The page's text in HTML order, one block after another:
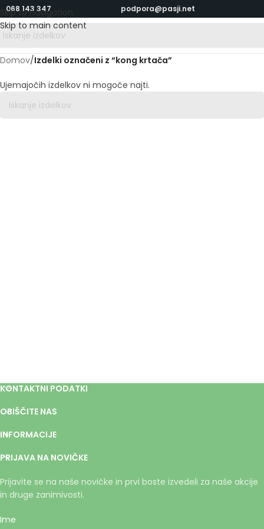
Skip to navigation
Skip to main content
068 143 347 podpora@pasji.net
Domov/Izdelki označeni z “kong krtača”
Ujemajočih izdelkov ni mogoče najti.
KONTAKTNI PODATKI
OBIŠČITE NAS
INFORMACIJE
PRIJAVA NA NOVIČKE
Prijavite se na naše novičke in prvi boste izvedeli za naše akcije
in druge zanimivosti.
Ime